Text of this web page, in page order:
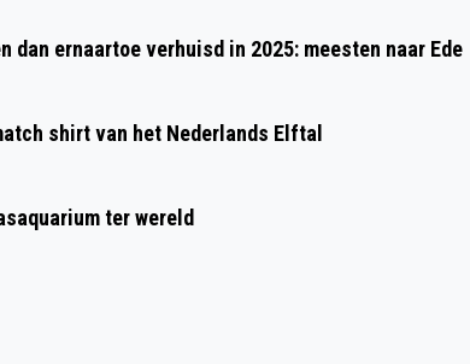
MUSIS EN EUSEBIUSKERK ARNHEM
dan ernaartoe verhuisd in 2025: meesten naar Ede
shirt van het Nederlands Elftal
ter wereld